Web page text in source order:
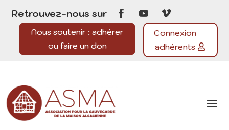
Retrouvez-nous sur
Nous soutenir : adhérer
ou faire un don
Connexion
adhérents